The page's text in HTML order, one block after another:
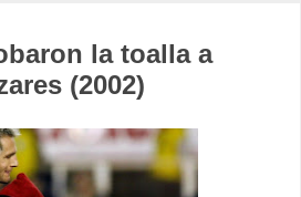
la toalla a
(2002)